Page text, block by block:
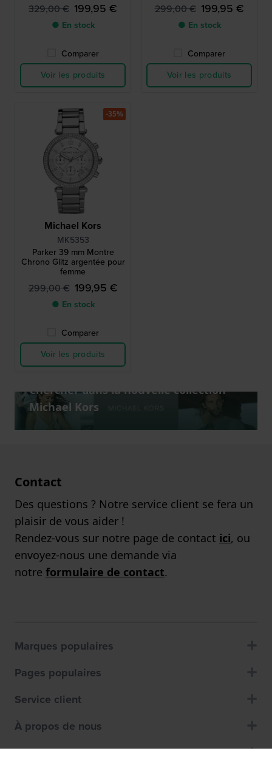
329,00 € 199,95 €
● En stock
Comparer
Voir les produits
299,00 € 199,95 €
● En stock
Comparer
Voir les produits
Michael Kors
MK5353
Parker 39 mm Montre
Chrono Glitz argentée pour
femme
299,00 € 199,95 €
● En stock
Comparer
Voir les produits
-35%
Chercher dans la nouvelle collection
Michael Kors
Contact
Des questions ? Notre service client se fera un
plaisir de vous aider !
Rendez-vous sur notre page de contact ici, ou
envoyez-nous une demande via
notre formulaire de contact.
Marques populaires
Pages populaires
Service client
À propos de nous
Magasins